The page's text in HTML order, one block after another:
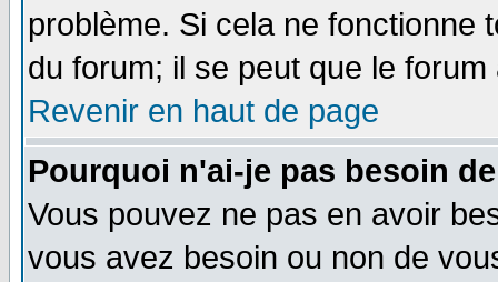
problème. Si cela ne fonctionne
du forum; il se peut que le
Revenir en haut de page
Pourquoi n'ai-je pas besoin
Vous pouvez ne pas en avoir
vous avez besoin ou non de